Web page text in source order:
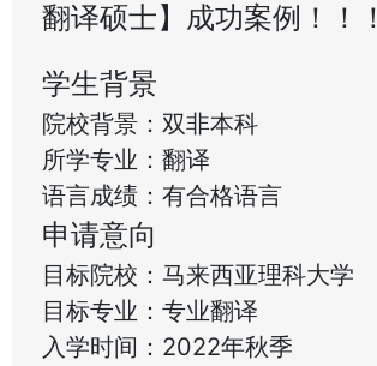
翻译硕士】成功案例！！！
学生背景
院校背景：双非本科
所学专业：翻译
语言成绩：有合格语言
申请意向
目标院校：马来西亚理科大学
目标专业：专业翻译
入学时间：2022年秋季